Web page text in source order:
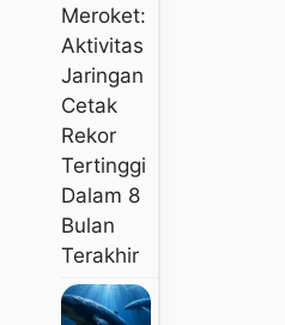
Meroket:
Aktivitas
Jaringan
Cetak
Rekor
Tertinggi
Dalam 8
Bulan
Terakhir